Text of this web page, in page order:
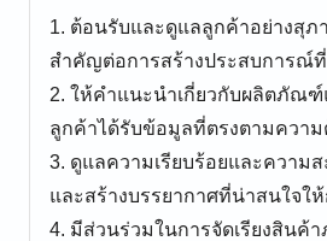
1. ต้อนรับและดูแลลูกค้าอย่างสุภ
สำคัญต่อการสร้างประสบการณ์
2. ให้คำแนะนำเกี่ยวกับผลิตภัณฑ์
ลูกค้าได้รับข้อมูลที่ตรงตามความ
3. ดูแลความเรียบร้อยและความ
และสร้างบรรยากาศที่น่าสนใจใ
4. มีส่วนร่วมในการจัดเรียงสินค้